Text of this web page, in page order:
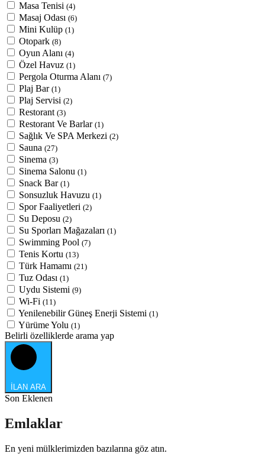
Masa Tenisi (4)
Masaj Odası (6)
Mini Kulüp (1)
Otopark (8)
Oyun Alanı (4)
Özel Havuz (1)
Pergola Oturma Alanı (7)
Plaj Bar (1)
Plaj Servisi (2)
Restorant (3)
Restorant Ve Barlar (1)
Sağlık Ve SPA Merkezi (2)
Sauna (27)
Sinema (3)
Sinema Salonu (1)
Snack Bar (1)
Sonsuzluk Havuzu (1)
Spor Faaliyetleri (2)
Su Deposu (2)
Su Sporları Mağazaları (1)
Swimming Pool (7)
Tenis Kortu (13)
Türk Hamamı (21)
Tuz Odası (1)
Uydu Sistemi (9)
Wi-Fi (11)
Yenilenebilir Güneş Enerji Sistemi (1)
Yürüme Yolu (1)
Belirli özelliklerde arama yap
İLAN ARA
Son Eklenen
Emlaklar
En yeni mülklerimizden bazılarına göz atın.